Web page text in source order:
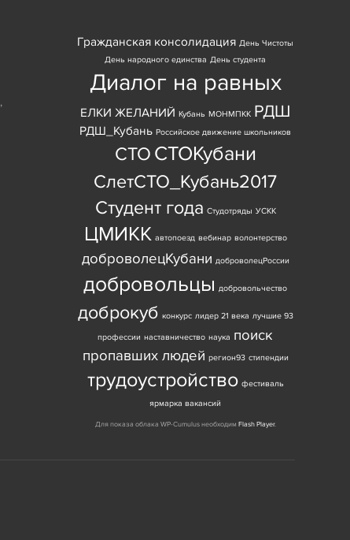
,
Гражданская консолидация День Чистоты
День народного единства День студента
Диалог на равных
ЕЛКИ ЖЕЛАНИЙ Кубань МОНМПКК РДШ
РДШ_Кубань Российское движение школьников
СТО СТОКубани
СлетСТО_Кубань2017
Студент года Студотряды УСКК
ЦМИКК автопоезд вебинар волонтерство
доброволецКубани доброволецРоссии
добровольцы добровольчество
доброкуб конкурс лидер 21 века лучшие 93
профессии наставничество наука поиск
пропавших людей регион93 стипендии
трудоустройство фестиваль
ярмарка вакансий
Для показа облака WP-Cumulus необходим Flash Player.